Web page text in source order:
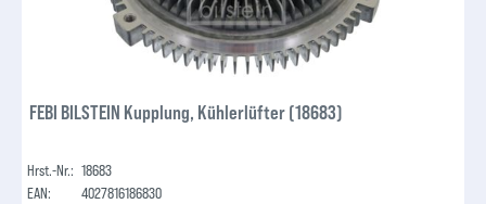
FEBI BILSTEIN Kupplung, Kühlerlüfter (18683)
Hrst.-Nr.: 18683
EAN:
4027816186830